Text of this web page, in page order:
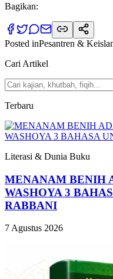
Bagikan:
Posted inPesantren &
Cari Artikel
Terbaru
Literasi & Dunia Buku
MENANAM BENIH
WASHOYA 3
RABBANI
7 Agustus 2026